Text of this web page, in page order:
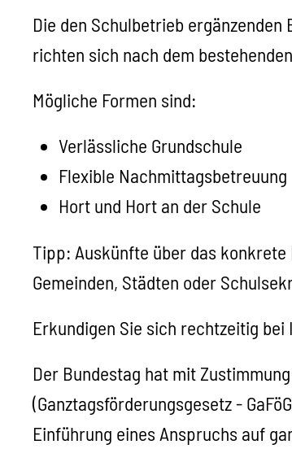
Die den Schulbetrieb
richten sich nach dem
Mögliche Formen sind:
Verlässliche Grundschule
Flexible Nachmittagsbetreuung
Hort und Hort an der Schule
Tipp: Auskünfte über das konkrete
Gemeinden, Städten oder
Erkundigen Sie sich rechtzeitig bei
Der Bundestag hat mit
(Ganztagsförderungsgesetz -
Einführung eines Anspruchs auf